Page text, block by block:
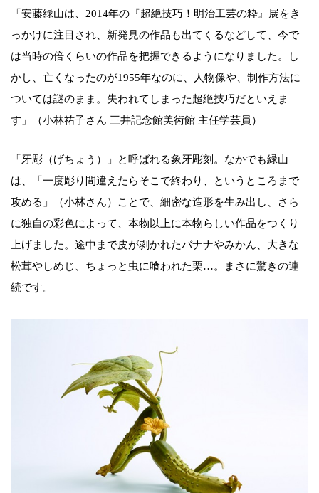
「安藤緑山は、2014年の『超絶技巧！明治工芸の粋』展をき
っかけに注目され、新発見の作品も出てくるなどして、今で
は当時の倍くらいの作品を把握できるようになりました。し
かし、亡くなったのが1955年なのに、人物像や、制作方法に
ついては謎のまま。失われてしまった超絶技巧だといえま
す」（小林祐子さん 三井記念館美術館 主任学芸員）
「牙彫（げちょう）」と呼ばれる象牙彫刻。なかでも緑山
は、「一度彫り間違えたらそこで終わり、というところまで
攻める」（小林さん）ことで、細密な造形を生み出し、さら
に独自の彩色によって、本物以上に本物らしい作品をつくり
上げました。途中まで皮が剥かれたバナナやみかん、大きな
松茸やしめじ、ちょっと虫に喰われた栗…。まさに驚きの連
続です。